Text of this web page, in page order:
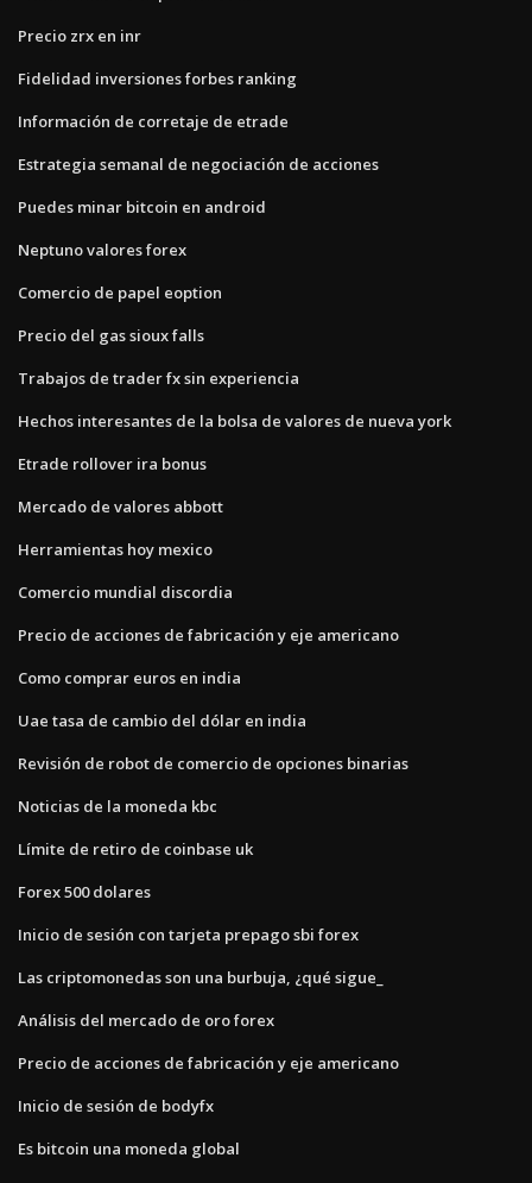
Precio zrx en inr
Fidelidad inversiones forbes ranking
Información de corretaje de etrade
Estrategia semanal de negociación de acciones
Puedes minar bitcoin en android
Neptuno valores forex
Comercio de papel eoption
Precio del gas sioux falls
Trabajos de trader fx sin experiencia
Hechos interesantes de la bolsa de valores de nueva york
Etrade rollover ira bonus
Mercado de valores abbott
Herramientas hoy mexico
Comercio mundial discordia
Precio de acciones de fabricación y eje americano
Como comprar euros en india
Uae tasa de cambio del dólar en india
Revisión de robot de comercio de opciones binarias
Noticias de la moneda kbc
Límite de retiro de coinbase uk
Forex 500 dolares
Inicio de sesión con tarjeta prepago sbi forex
Las criptomonedas son una burbuja, ¿qué sigue_
Análisis del mercado de oro forex
Precio de acciones de fabricación y eje americano
Inicio de sesión de bodyfx
Es bitcoin una moneda global